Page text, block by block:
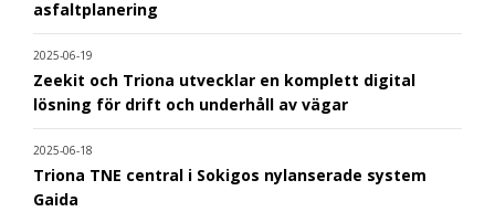
asfaltplanering
2025-06-19
Zeekit och Triona utvecklar en komplett digital
lösning för drift och underhåll av vägar
2025-06-18
Triona TNE central i Sokigos nylanserade system
Gaida